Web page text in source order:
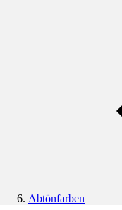
Abtönfarben